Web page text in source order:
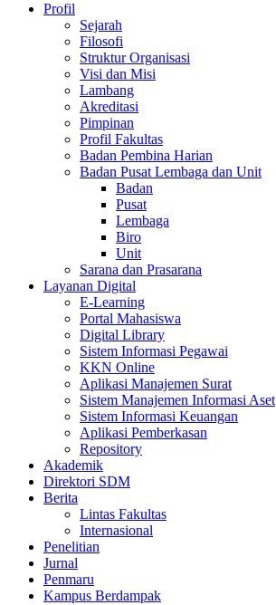
Profil
Sejarah
Filosofi
Struktur Organisasi
Visi dan Misi
Lambang
Akreditasi
Pimpinan
Profil Fakultas
Badan Pembina Harian
Badan Pusat Lembaga dan Unit
Badan
Pusat
Lembaga
Biro
Unit
Sarana dan Prasarana
Layanan Digital
E-Learning
Portal Mahasiswa
Digital Library
Sistem Informasi Pegawai
KKN Online
Aplikasi Manajemen Surat
Sistem Manajemen Informasi Aset
Sistem Informasi Keuangan
Aplikasi Pemberkasan
Repository
Akademik
Direktori SDM
Berita
Lintas Fakultas
Internasional
Penelitian
Jurnal
Penmaru
Kampus Berdampak